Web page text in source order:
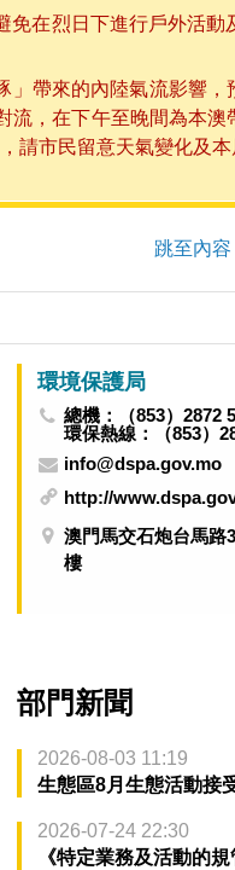
在烈日下進行戶外活動
帶來的內陸氣流影響，
，在下午至晚間為本澳
請市民留意天氣變化及
跳至內容
環境保護局
總機：（853）2872
環保熱線：（853）
info@dspa.gov.mo
http://
澳門馬交石炮台馬路
樓
部門新聞
2026-08-03 11:19
生態區8月生態活動接
2026-07-24 22:30
《特定業務及活動的